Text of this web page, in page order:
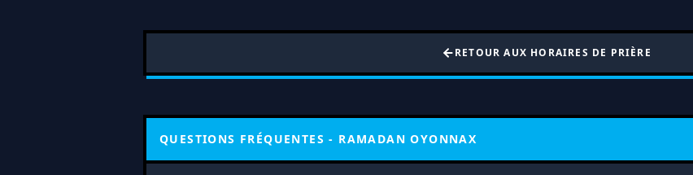
RETOUR AUX HORAIRES DE PRIÈRE
QUESTIONS FRÉQUENTES - RAMADAN OYONNAX